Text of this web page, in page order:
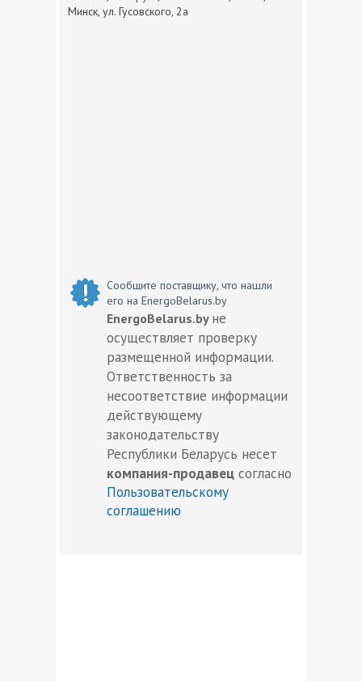
Минск, ул. Гусовского, 2а
Сообщите поставщику, что нашли
его на EnergoBelarus.by
EnergoBelarus.by не
осуществляет проверку
размещенной информации.
Ответственность за
несоответствие информации
действующему
законодательству
Республики Беларусь несет
компания-продавец согласно
Пользовательскому
соглашению